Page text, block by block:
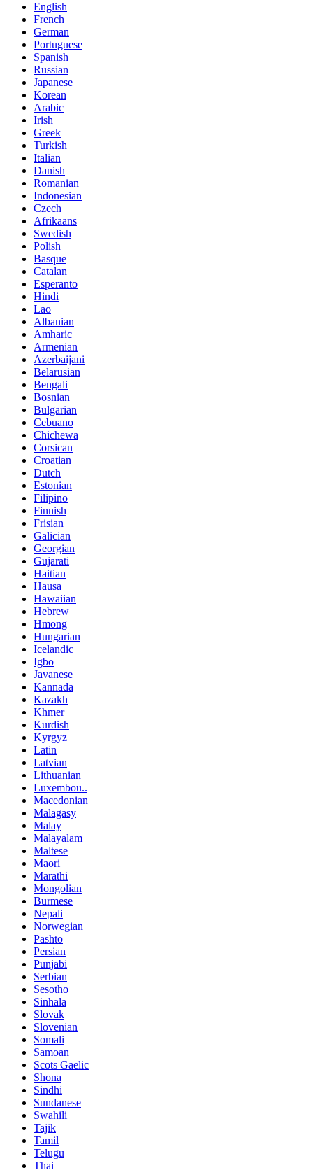
English
French
German
Portuguese
Spanish
Russian
Japanese
Korean
Arabic
Irish
Greek
Turkish
Italian
Danish
Romanian
Indonesian
Czech
Afrikaans
Swedish
Polish
Basque
Catalan
Esperanto
Hindi
Lao
Albanian
Amharic
Armenian
Azerbaijani
Belarusian
Bengali
Bosnian
Bulgarian
Cebuano
Chichewa
Corsican
Croatian
Dutch
Estonian
Filipino
Finnish
Frisian
Galician
Georgian
Gujarati
Haitian
Hausa
Hawaiian
Hebrew
Hmong
Hungarian
Icelandic
Igbo
Javanese
Kannada
Kazakh
Khmer
Kurdish
Kyrgyz
Latin
Latvian
Lithuanian
Luxembou..
Macedonian
Malagasy
Malay
Malayalam
Maltese
Maori
Marathi
Mongolian
Burmese
Nepali
Norwegian
Pashto
Persian
Punjabi
Serbian
Sesotho
Sinhala
Slovak
Slovenian
Somali
Samoan
Scots Gaelic
Shona
Sindhi
Sundanese
Swahili
Tajik
Tamil
Telugu
Thai